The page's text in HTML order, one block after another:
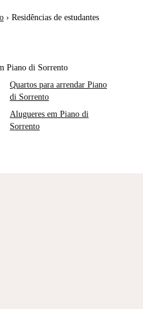
› Residências de estudantes
Piano di Sorrento
Quartos para arrendar Piano
di Sorrento
Alugueres em Piano di
Sorrento